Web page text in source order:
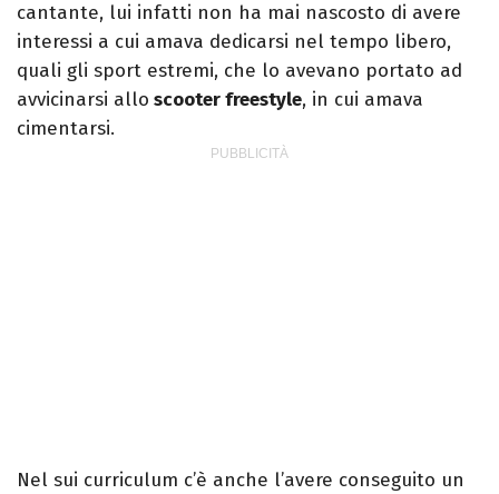
cantante, lui infatti non ha mai nascosto di avere
interessi a cui amava dedicarsi nel tempo libero,
quali gli sport estremi, che lo avevano portato ad
avvicinarsi allo scooter freestyle, in cui amava
cimentarsi.
Nel sui curriculum c’è anche l’avere conseguito un